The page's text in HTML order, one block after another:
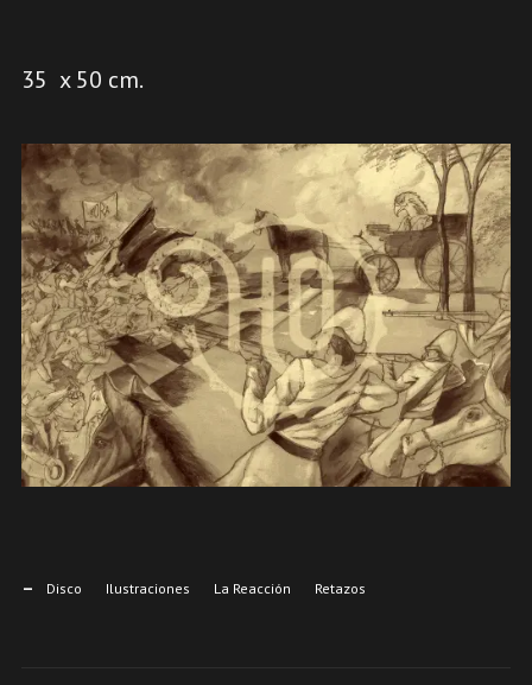
35 x 50 cm.
Disco Ilustraciones La Reacción Retazos